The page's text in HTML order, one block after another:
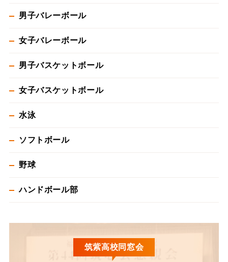
男子バレーボール
女子バレーボール
男子バスケットボール
女子バスケットボール
水泳
ソフトボール
野球
ハンドボール部
筑紫高校同窓会